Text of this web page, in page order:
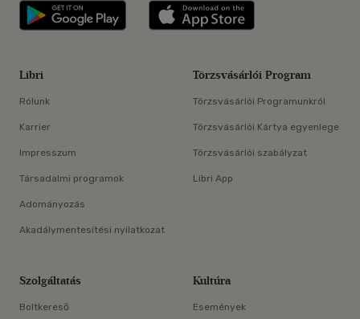
Libri applikáció Szerezd meg: Google
Libri
Rólunk
Karrier
Impresszum
Társadalmi programok
Adományozás
Akadálymentesítési nyilatkozat
Törzsvásárlói Program
Törzsvásárlói Programunkról
Törzsvásárlói Kártya egyenlege
Törzsvásárlói szabályzat
Libri App
Szolgáltatás
Boltkereső
Kultúra
Események